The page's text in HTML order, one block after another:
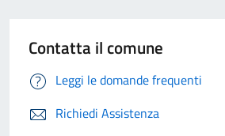
Contatta il comune
Leggi le domande frequenti
Richiedi Assistenza